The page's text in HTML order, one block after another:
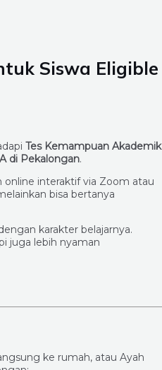
Siswa Eligible
Tes Kemampuan Akademik
di Pekalongan.
interaktif via Zoom atau
bisa bertanya
karakter belajarnya.
juga lebih nyaman
ke rumah, atau Ayah